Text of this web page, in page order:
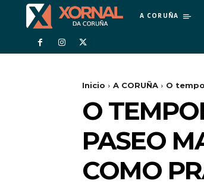
A CORUÑA
Inicio A CORUÑA O
O
PASEO
COMO